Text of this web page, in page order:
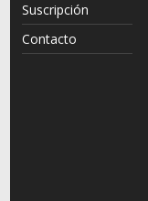
Suscripción
Contacto